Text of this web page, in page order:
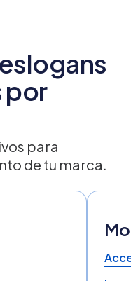
por
para
de tu marca.